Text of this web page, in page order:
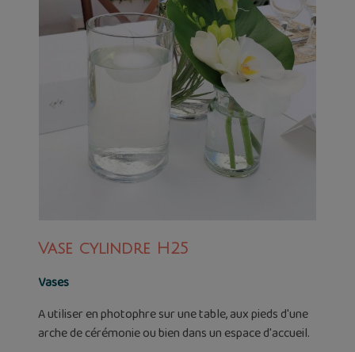
Vase cylindre H25
Vases
A utiliser en photophre sur une table, aux pieds d'une
arche de cérémonie ou bien dans un espace d'accueil.